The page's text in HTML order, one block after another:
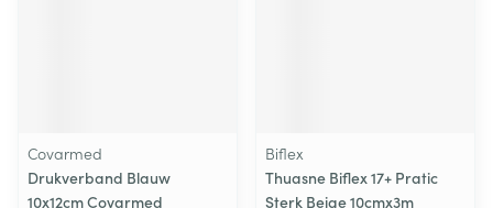
Covarmed
Drukverband Blauw
10x12cm Covarmed
Biflex
Thuasne Biflex 17+ Pratic
Sterk Beige 10cmx3m